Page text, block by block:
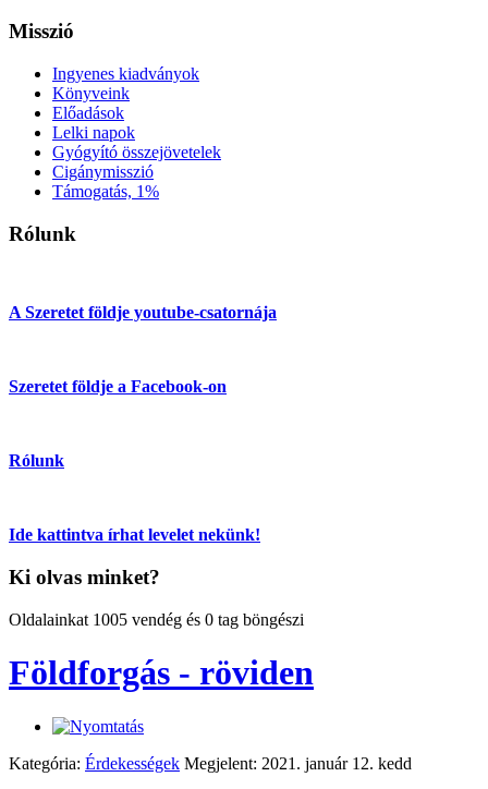
Misszió
Ingyenes kiadványok
Könyveink
Előadások
Lelki napok
Gyógyító összejövetelek
Cigánymisszió
Támogatás, 1%
Rólunk
A Szeretet földje youtube-csatornája
Szeretet földje a Facebook-on
Rólunk
Ide kattintva írhat levelet nekünk!
Ki olvas minket?
Oldalainkat 1005 vendég és 0 tag böngészi
Földforgás - röviden
Kategória: Érdekességek Megjelent: 2021. január 12. kedd